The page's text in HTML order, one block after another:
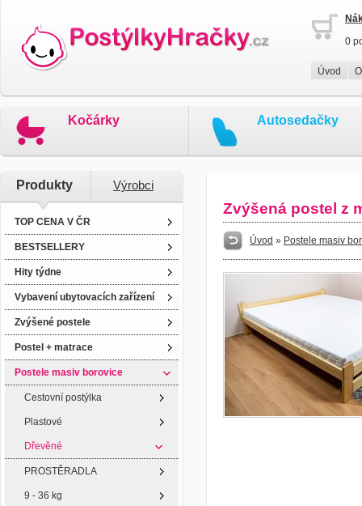
0
Úvod
Kočárky Autosedačky
Produkty Výrobci
TOP CENA V ČR
BESTSELLERY
Hity týdne
Vybavení ubytovacích zařízení
Zvýšené postele
Postel + matrace
Postele masiv borovice
Cestovní postýlka
Plastové
Dřevěné
PROSTĚRADLA
9 - 36 kg
Zvýšená postel z
Úvod » Postele masiv